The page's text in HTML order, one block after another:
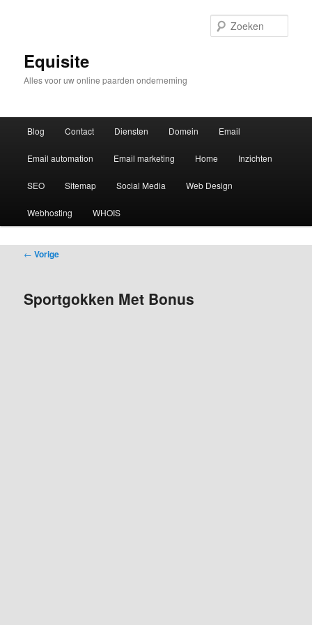
Equisite
Alles voor uw online paarden onderneming
Blog Contact Diensten Domein Email
Email automation Email marketing Home Inzichten
SEO Sitemap Social Media Web Design
Webhosting WHOIS
Bericht
← Vorige
Sportgokken Met Bonus